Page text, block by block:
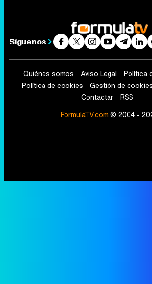
Síguenos
Quiénes somos Aviso Legal
Política
Política de cookies
Gestión de cookies
Contactar
RSS
FormulaTV.com © 2004 -